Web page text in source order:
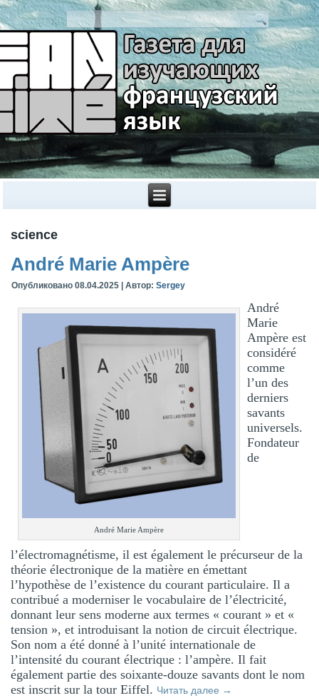
science
André Marie Ampère
Опубликовано 08.04.2025 |Автор: Sergey
André Marie Ampère
André
Marie
Ampère est
considéré
comme
l’un des
derniers
savants
universels.
Fondateur
de
l’électromagnétisme, il est également le précurseur de la
théorie électronique de la matière en émettant
l’hypothèse de l’existence du courant particulaire. Il a
contribué a moderniser le vocabulaire de l’électricité,
donnant leur sens moderne aux termes « courant » et «
tension », et introduisant la notion de circuit électrique.
Son nom a été donné à l’unité internationale de
l’intensité du courant électrique : l’ampère. Il fait
également partie des soixante-douze savants dont le nom
est inscrit sur la tour Eiffel. Читать далее →